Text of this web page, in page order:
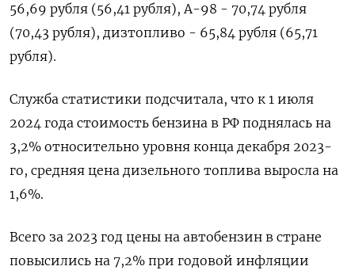
56,69 рубля (56,41 рубля), А-98 - 70,74 рубля
(70,43 рубля), дизтопливо - 65,84 рубля (65,71
рубля).
Служба статистики подсчитала, что к 1 июля
2024 года стоимость бензина в РФ поднялась на
3,2% относительно уровня конца декабря 2023-
го, средняя цена дизельного топлива выросла на
1,6%.
Всего за 2023 год цены на автобензин в стране
повысились на 7,2% при годовой инфляции